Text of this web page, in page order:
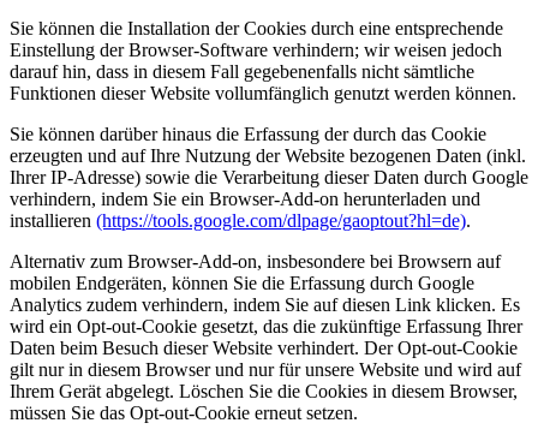
Sie können die Installation der Cookies durch eine entsprechende
Einstellung der Browser-Software verhindern; wir weisen jedoch
darauf hin, dass in diesem Fall gegebenenfalls nicht sämtliche
Funktionen dieser Website vollumfänglich genutzt werden können.
Sie können darüber hinaus die Erfassung der durch das Cookie
erzeugten und auf Ihre Nutzung der Website bezogenen Daten (inkl.
Ihrer IP-Adresse) sowie die Verarbeitung dieser Daten durch Google
verhindern, indem Sie ein Browser-Add-on herunterladen und
installieren (https://tools.google.com/dlpage/gaoptout?hl=de).
Alternativ zum Browser-Add-on, insbesondere bei Browsern auf
mobilen Endgeräten, können Sie die Erfassung durch Google
Analytics zudem verhindern, indem Sie auf diesen Link klicken. Es
wird ein Opt-out-Cookie gesetzt, das die zukünftige Erfassung Ihrer
Daten beim Besuch dieser Website verhindert. Der Opt-out-Cookie
gilt nur in diesem Browser und nur für unsere Website und wird auf
Ihrem Gerät abgelegt. Löschen Sie die Cookies in diesem Browser,
müssen Sie das Opt-out-Cookie erneut setzen.